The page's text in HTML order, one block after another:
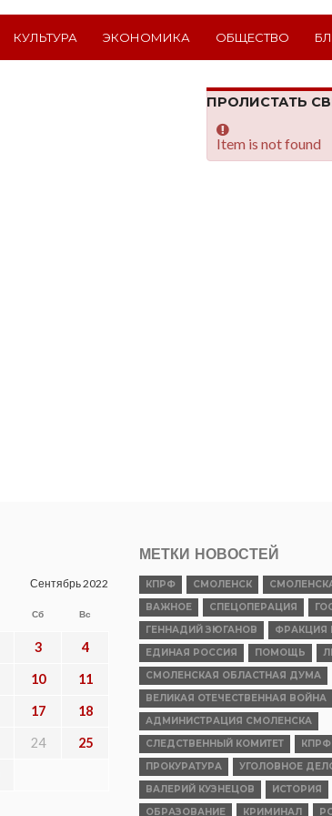
КУЛЬТУРА ЭКОНОМИКА ОБЩЕСТВО
ПРОЛИСТАТЬ
Item is not found
Сентябрь 2022
Сб Вс
3 4
10 11
17 18
24 25
МЕТКИ НОВОСТЕЙ
КПРФ СМОЛЕНСК
ВАЖНОЕ
СПЕЦОПЕРАЦИЯ
ГЕННАДИЙ ЗЮГАНОВ
ФРАКЦИЯ
ЕДИНАЯ РОССИЯ
ПОМОЩЬ
СМОЛЕНСКАЯ ОБЛАСТНАЯ ДУМА
ВЕЛИКАЯ ОТЕЧЕСТВЕННАЯ ВОЙНА
АДМИНИСТРАЦИЯ СМОЛЕНСКА
СЛЕДСТВЕННЫЙ КОМИТЕТ
ПРОКУРАТУРА
УГОЛОВНОЕ
ВАЛЕРИЙ КУЗНЕЦОВ
ИСТОРИЯ
ОБРАЗОВАНИЕ
КРИМИНАЛ